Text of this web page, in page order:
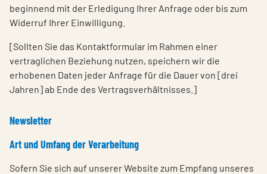
beginnend mit der Erledigung Ihrer Anfrage oder bis zum
Widerruf Ihrer Einwilligung.
[Sollten Sie das Kontaktformular im Rahmen einer
vertraglichen Beziehung nutzen, speichern wir die
erhobenen Daten jeder Anfrage für die Dauer von [drei
Jahren] ab Ende des Vertragsverhältnisses.]
Newsletter
Art und Umfang der Verarbeitung
Sofern Sie sich auf unserer Website zum Empfang unseres